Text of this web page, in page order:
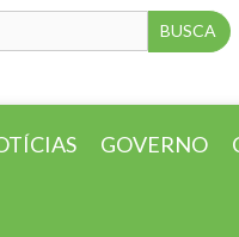
GOVERNO